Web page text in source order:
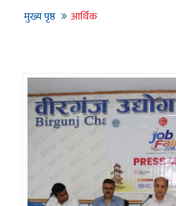
मुख्य पृष्ठ आर्थिक